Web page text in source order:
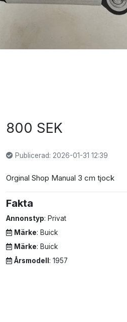
800 SEK
Publicerad: 2026-01-31 12:39
Orginal Shop Manual 3 cm tjock
Fakta
Annonstyp: Privat
Märke: Buick
Märke: Buick
Årsmodell: 1957